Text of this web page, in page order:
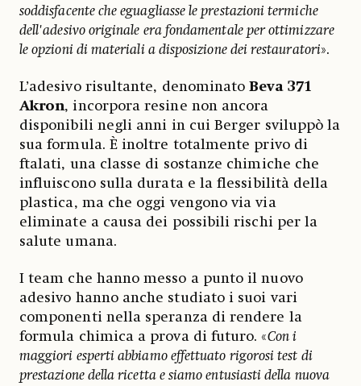
soddisfacente che eguagliasse le prestazioni termiche
dell'adesivo originale era fondamentale per ottimizzare
le opzioni di materiali a disposizione dei restauratori».
L’adesivo risultante, denominatoBeva 371
Akron, incorpora resine non ancora
disponibili negli anni in cui Berger sviluppò la
sua formula. È inoltre totalmente privo di
ftalati, una classe di sostanze chimiche che
influiscono sulla durata e la flessibilità della
plastica, ma che oggi vengono via via
eliminate a causa dei possibili rischi per la
salute umana.
I team che hanno messo a punto il nuovo
adesivo hanno anche studiato i suoi vari
componenti nella speranza di rendere la
formula chimica a prova di futuro. «Con i
maggiori esperti abbiamo effettuato rigorosi test di
prestazione della ricetta e siamo entusiasti della nuova